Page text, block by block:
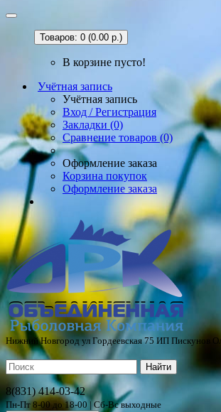
Товаров: 0 (0.00 р.)
В корзине пусто!
Учётная запись
Учётная запись
Вход / Регистрация
Закладки (0)
Сравнение товаров (0)
Оформление заказа
Корзина покупок
Оформление заказа
Нижний Новгород ул Гордеевская 75 ИП Пискунов
Найти
8(831) 414-03-42
Пн-Пт 8-00 до 18-00 | Сб-Вс выходные